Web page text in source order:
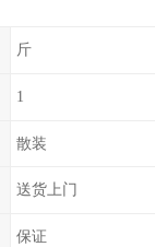
斤
1
散装
送货上门
保证